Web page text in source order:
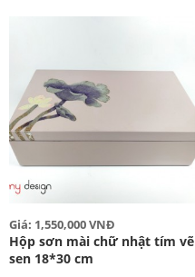
Giá: 1,550,000 VNĐ
Hộp sơn mài chữ nhật tím vẽ
sen 18*30 cm